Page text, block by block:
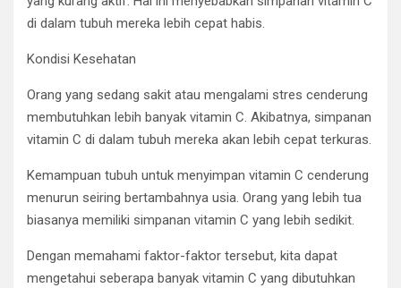
di dalam tubuh mereka lebih cepat habis.
Kondisi Kesehatan
Orang yang sedang sakit atau mengalami stres cenderung
membutuhkan lebih banyak vitamin C. Akibatnya, simpanan
vitamin C di dalam tubuh mereka akan lebih cepat terkuras.
Kemampuan tubuh untuk menyimpan vitamin C cenderung
menurun seiring bertambahnya usia. Orang yang lebih tua
biasanya memiliki simpanan vitamin C yang lebih sedikit.
Dengan memahami faktor-faktor tersebut, kita dapat
mengetahui seberapa banyak vitamin C yang dibutuhkan